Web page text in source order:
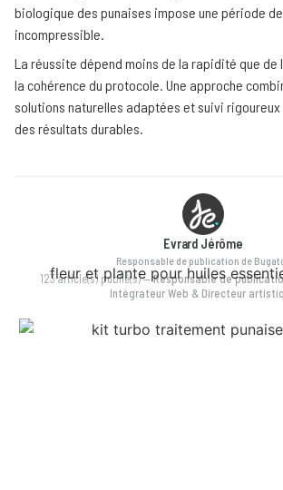
biologique des punaises impose une période
incompressible.
La réussite dépend moins de la rapidité que de
la cohérence du protocole. Une approche
solutions naturelles adaptées et suivi rigoureux
des résultats durables.
Evrard Jérôme
Responsable de publication de
123 article(s) publié(s)—Responsable de
Intégrateur Web & Directeur